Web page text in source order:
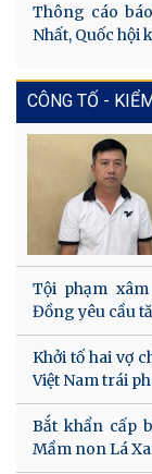
Thông cáo
Nhất, Quốc hội
CÔNG TỐ -
Tội phạm
Đồng yêu cầu
Khởi tố hai vợ
Việt Nam trái
Bắt khẩn cấp
Mầm non Lá